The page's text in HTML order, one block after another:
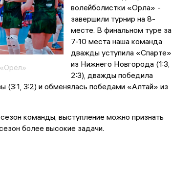
волейболистки «Орла» -
завершили турнир на 8-
месте. В финальном туре за
7-10 места наша команда
дважды уступила «Спарте»
из Нижнего Новгорода (1:3,
2:3), дважды победила
(3:1, 3:2) и обменялась победами «Алтай» из
команды, выступление можно признать
более высокие задачи.